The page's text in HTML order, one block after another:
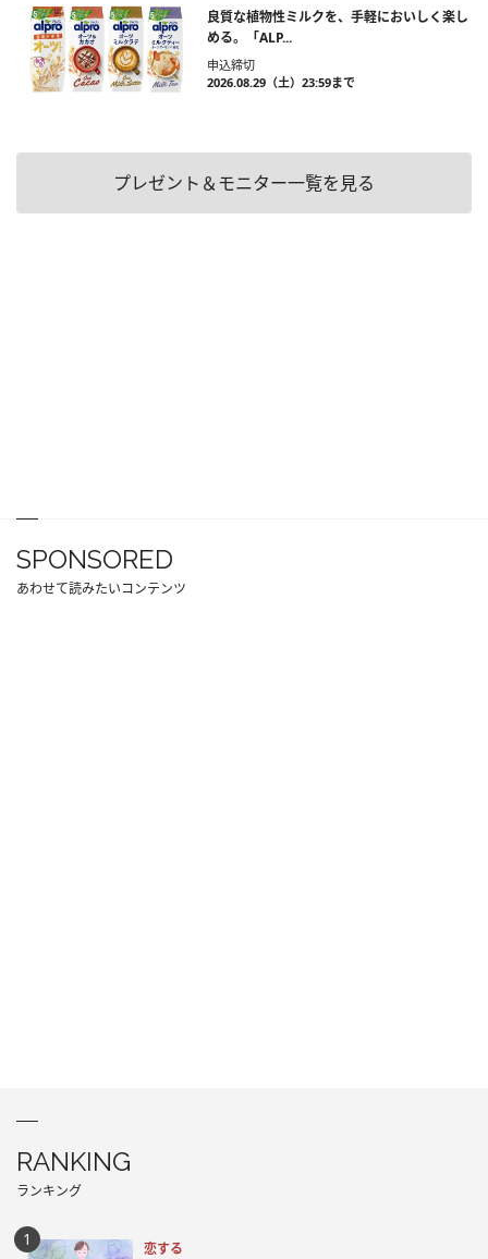
良質な植物性ミルクを、手軽においしく楽し
める。「ALP...
申込締切
2026.08.29（土）23:59まで
プレゼント＆モニター一覧を見る
SPONSORED
あわせて読みたいコンテンツ
RANKING
ランキング
恋する